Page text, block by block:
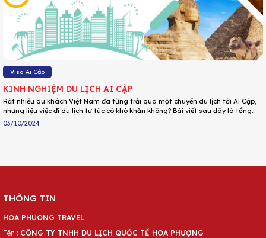
Visa Ai Cập
KINH NGHIỆM DU LỊCH AI CẬP
Rất nhiều du khách Việt Nam đã từng trải qua một chuyến du lịch tới Ai Cập,
nhưng liệu việc đi du lịch tự túc có khó khăn không? Bài viết sau đây là tổng
hợp những kinh nghiệm tốt nhất để sắp tới bạn có thể tiến hành một chuyến
du lịch Ai Cập như ý.
03/10/2024
THÔNG TIN
HOA PHUONG TRAVEL
Tên : CÔNG TY TNHH DU LỊCH QUỐC TẾ HOA PHƯỢNG